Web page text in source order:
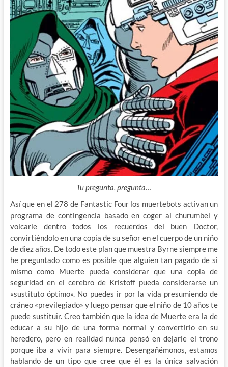
Tu pregunta, pregunta…
Así que en el 278 de Fantastic Four los muertebots activan un
programa de contingencia basado en coger al churumbel y
volcarle dentro todos los recuerdos del buen Doctor,
convirtiéndolo en una copia de su señor en el cuerpo de un niño
de diez años. De todo este plan que muestra Byrne siempre me
he preguntado como es posible que alguien tan pagado de si
mismo como Muerte pueda considerar que una copia de
seguridad en el cerebro de Kristoff pueda considerarse un
«sustituto óptimo». No puedes ir por la vida presumiendo de
cráneo «previlegiado» y luego pensar que el niño de 10 años te
puede sustituir. Creo también que la idea de Muerte era la de
educar a su hijo de una forma normal y convertirlo en su
heredero, pero en realidad nunca pensó en dejarle el trono
porque iba a vivir para siempre. Desengañémonos, estamos
hablando de un tipo que cree que él es la única salvación